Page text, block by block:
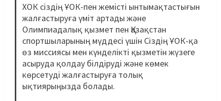
ХОК сіздің ҰОК-пен жемісті ынтымақтастығын
жалғастыруға үміт артады және
Олимпиадалық қызмет пен Қазақстан
спортшыларының мүддесі үшін Сіздің ҰОК-қа
өз миссиясы мен күнделікті қызметін жүзеге
асыруда қолдау білдіруді және көмек
көрсетуді жалғастыруға толық
ықтиярыңызда болады.